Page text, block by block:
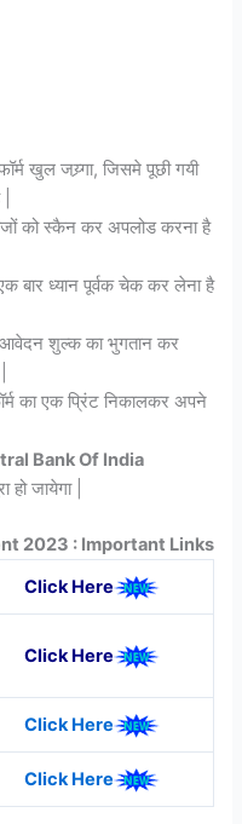
खुल जय्र्गा, जिसमे पूछी गयी
को स्कैन कर अपलोड करना है
बार ध्यान पूर्वक चेक कर लेना है
शुल्क का भुगतान कर
का एक प्रिंट निकालकर अपने
Bank Of India
हो जायेगा |
2023 : Important Links
Click Here
Click Here
Click Here
Click Here